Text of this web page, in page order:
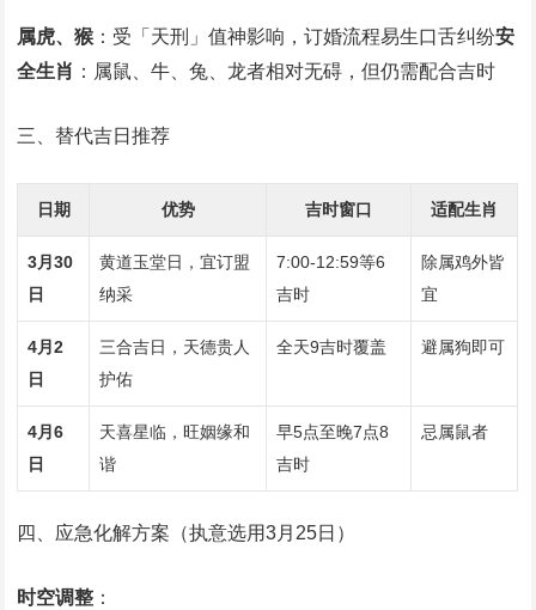
属虎、猴 ‌：受「天刑」值神影响，订婚流程易生口舌纠纷‌安
全生肖 ‌：属鼠、牛、兔、龙者相对无碍，但仍需配合吉时
三、替代吉日推荐
日期 优势 吉时窗口 适配生肖
3月30
日
黄道玉堂日，宜订盟
纳采
7:00-12:59等6
吉时
除属鸡外皆
宜
4月2
日
三合吉日，天德贵人
护佑
全天9吉时覆盖 避属狗即可
4月6
日
天喜星临，旺姻缘和
谐
早5点至晚7点8
吉时
忌属鼠者
四、应急化解方案（执意选用3月25日）
时空调整 ‌：